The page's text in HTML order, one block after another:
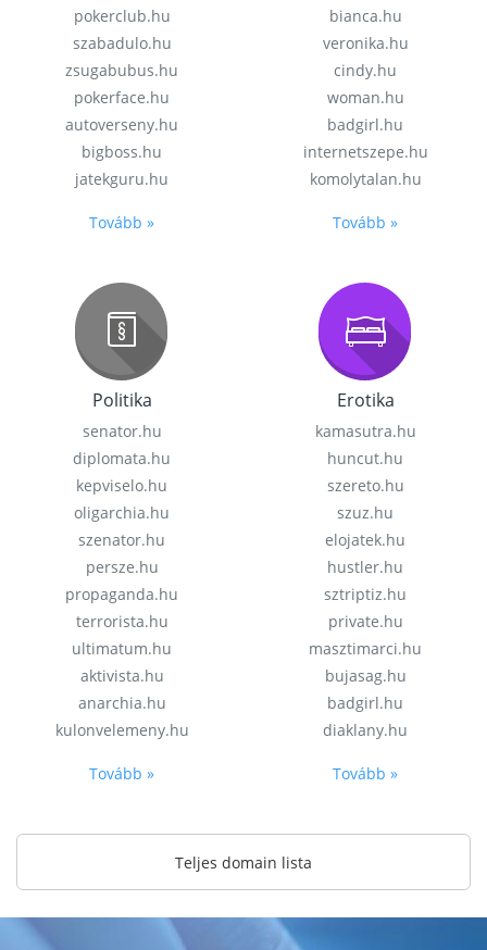
pokerclub.hu
szabadulo.hu
zsugabubus.hu
pokerface.hu
autoverseny.hu
bigboss.hu
jatekguru.hu
Tovább »
bianca.hu
veronika.hu
cindy.hu
woman.hu
badgirl.hu
internetszepe.hu
komolytalan.hu
Tovább »
Politika
senator.hu
diplomata.hu
kepviselo.hu
oligarchia.hu
szenator.hu
persze.hu
propaganda.hu
terrorista.hu
ultimatum.hu
aktivista.hu
anarchia.hu
kulonvelemeny.hu
Tovább »
Erotika
kamasutra.hu
huncut.hu
szereto.hu
szuz.hu
elojatek.hu
hustler.hu
sztriptiz.hu
private.hu
masztimarci.hu
bujasag.hu
badgirl.hu
diaklany.hu
Tovább »
Teljes domain lista